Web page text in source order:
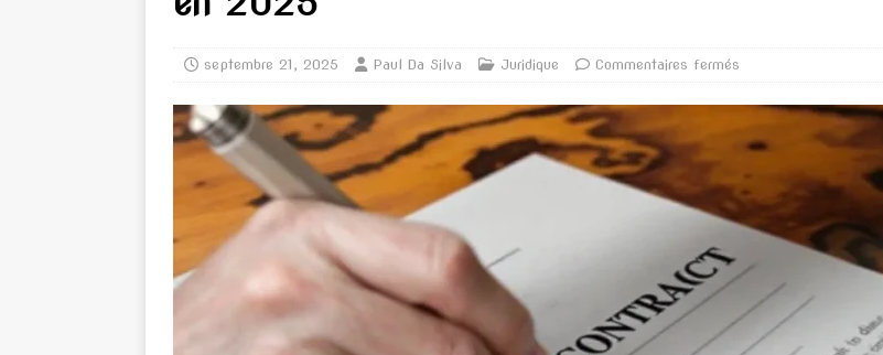
septembre 21, 2025 Paul Da Silva Juridique Commentaires fermés